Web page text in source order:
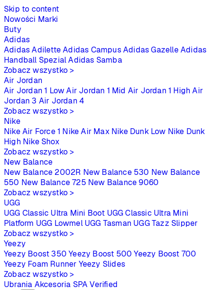
Skip to content
Nowości Marki
Buty
Adidas
Adidas Adilette Adidas Campus Adidas Gazelle Adidas
Handball Spezial Adidas Samba
Zobacz wszystko >
Air Jordan
Air Jordan 1 Low Air Jordan 1 Mid Air Jordan 1 High Air
Jordan 3 Air Jordan 4
Zobacz wszystko >
Nike
Nike Air Force 1 Nike Air Max Nike Dunk Low Nike Dunk
High Nike Shox
Zobacz wszystko >
New Balance
New Balance 2002R New Balance 530 New Balance
550 New Balance 725 New Balance 9060
Zobacz wszystko >
UGG
UGG Classic Ultra Mini Boot UGG Classic Ultra Mini
Platform UGG Lowmel UGG Tasman UGG Tazz Slipper
Zobacz wszystko >
Yeezy
Yeezy Boost 350 Yeezy Boost 500 Yeezy Boost 700
Yeezy Foam Runner Yeezy Slides
Zobacz wszystko >
Ubrania Akcesoria SPAVerified